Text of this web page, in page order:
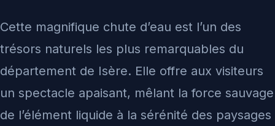
Cette magnifique chute d’eau est l’un des
trésors naturels les plus remarquables du
département de Isère. Elle offre aux visiteurs
un spectacle apaisant, mêlant la force sauvage
de l’élément liquide à la sérénité des paysages